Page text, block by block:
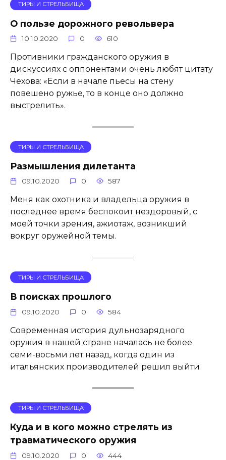
ТИРЫ И СТРЕЛЬБИЩА
О пользе дорожного револьвера
10.10.2020 0 610
Противники гражданского оружия в
дискуссиях с оппонентами очень любят цитату
Чехова: «Если в начале пьесы на стену
повешено ружье, то в конце оно должно
выстрелить».
ТИРЫ И СТРЕЛЬБИЩА
Размышления дилетанта
09.10.2020 0 587
Меня как охотника и владельца оружия в
последнее время беспокоит нездоровый, с
моей точки зрения, ажиотаж, возникший
вокруг оружейной темы.
ТИРЫ И СТРЕЛЬБИЩА
В поисках прошлого
09.10.2020 0 584
Современная история дульнозарядного
оружия в нашей стране началась не более
семи-восьми лет назад, когда один из
итальянских производителей решил выйти
ТИРЫ И СТРЕЛЬБИЩА
Куда и в кого можно стрелять из
травматического оружия
09.10.2020 0 444